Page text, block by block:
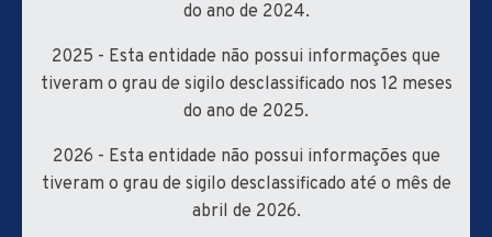
do ano de 2024.
2025 - Esta entidade não possui informações que
tiveram o grau de sigilo desclassificado nos 12 meses
do ano de 2025.
2026 - Esta entidade não possui informações que
tiveram o grau de sigilo desclassificado até o mês de
abril de 2026.